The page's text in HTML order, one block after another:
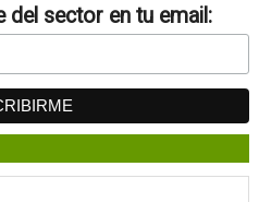
del sector en tu email: